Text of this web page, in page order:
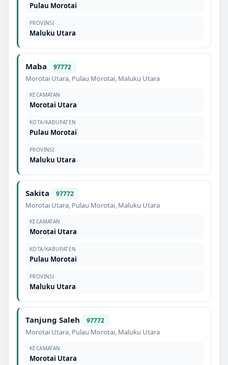
Pulau Morotai
PROVINSI
Maluku Utara
Maba 97772
Morotai Utara, Pulau Morotai, Maluku Utara
KECAMATAN
Morotai Utara
KOTA/KABUPATEN
Pulau Morotai
PROVINSI
Maluku Utara
Sakita 97772
Morotai Utara, Pulau Morotai, Maluku Utara
KECAMATAN
Morotai Utara
KOTA/KABUPATEN
Pulau Morotai
PROVINSI
Maluku Utara
Tanjung Saleh 97772
Morotai Utara, Pulau Morotai, Maluku Utara
KECAMATAN
Morotai Utara